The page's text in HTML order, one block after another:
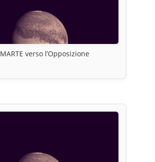
MARTE verso l’Opposizione